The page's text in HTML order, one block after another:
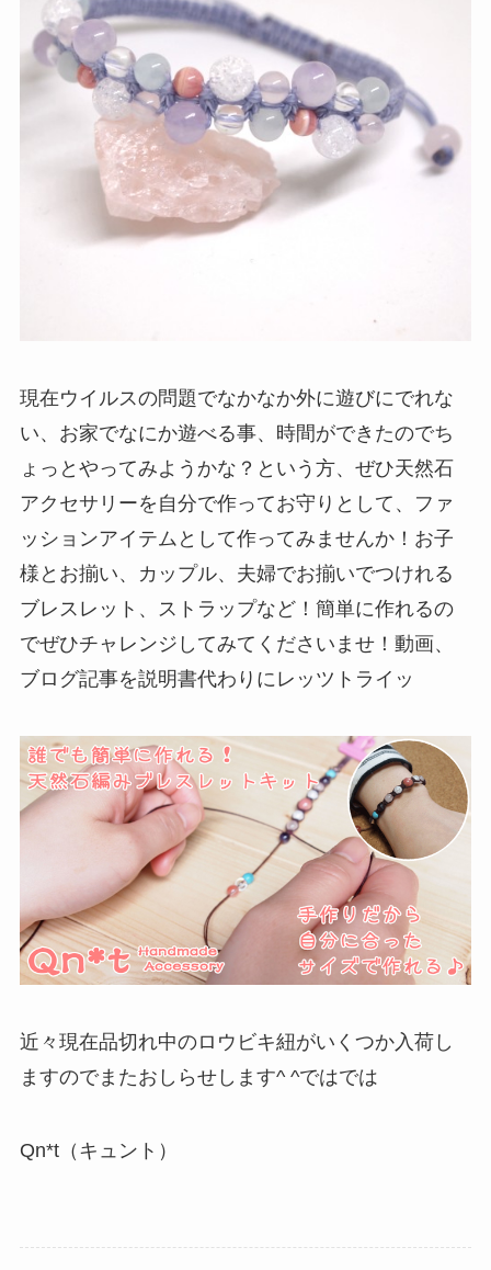
現在ウイルスの問題でなかなか外に遊びにでれな
い、お家でなにか遊べる事、時間ができたのでち
ょっとやってみようかな？という方、ぜひ天然石
アクセサリーを自分で作ってお守りとして、ファ
ッションアイテムとして作ってみませんか！お子
様とお揃い、カップル、夫婦でお揃いでつけれる
ブレスレット、ストラップなど！簡単に作れるの
でぜひチャレンジしてみてくださいませ！動画、
ブログ記事を説明書代わりにレッツトライッ
近々現在品切れ中のロウビキ紐がいくつか入荷し
ますのでまたおしらせします^ ^ではでは
Qn*t（キュント）